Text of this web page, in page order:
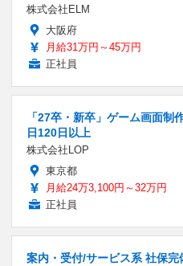
株式会社ELM
大阪府
月給31万円～45万円
正社員
「27卒・新卒」ゲーム画面制
日120日以上
株式会社LOP
東京都
月給24万3,100円～32万円
正社員
案内・受付/サービス系 社保